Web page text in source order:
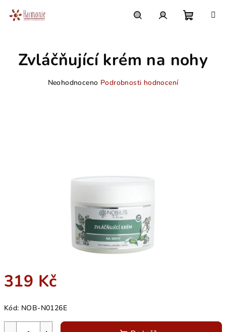
obsah
košík
319 Kč
cena:
Kód: NOB-N0126E
Zvláčňující krém na nohy
Průměrné
Neohodnoceno Podrobnosti hodnocení